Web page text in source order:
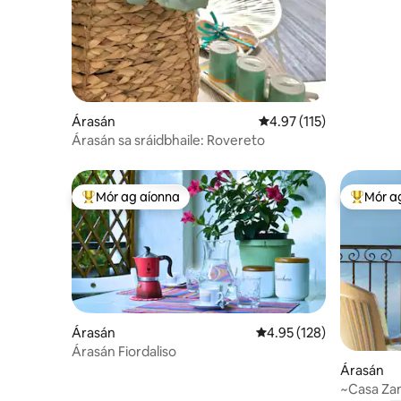
Árasán Meánrátáil 4.97 as 5,
4.97 (115)
Árasán sa sráidbhaile: Rovereto
An-mhór ag aíonna
Mór ag aíonna
Árasán Meánrátáil 4.95 as 5,
4.95 (128)
Árasán Fiordaliso
An-Mór
Árasán
~Casa